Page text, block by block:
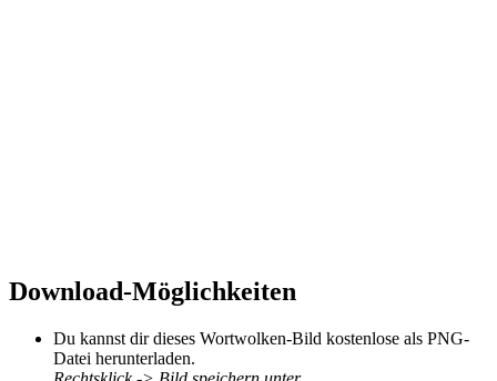
Download-Möglichkeiten
Du kannst dir dieses Wortwolken-Bild kostenlose als PNG-
Datei herunterladen.